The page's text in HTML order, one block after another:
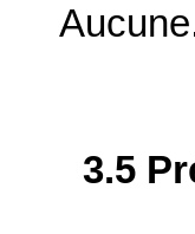
3.5